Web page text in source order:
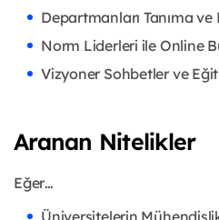
Departmanları Tanıma
Norm Liderleri ile Online
Vizyoner Sohbetler ve
Aranan Nitelikler
Eğer…